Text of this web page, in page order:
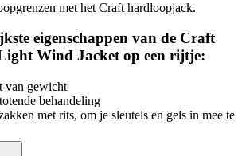
met het Craft hardloopjack.
eigenschappen van de Craft
Wind Jacket op een rijtje:
van gewicht
behandeling
met rits, om je sleutels en gels in mee te
met rits, om je sleutels en gels in mee te